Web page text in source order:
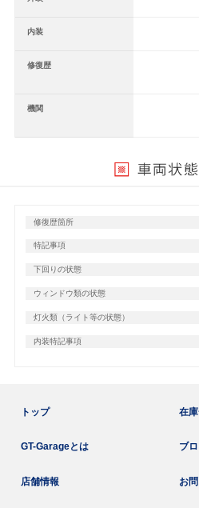
内装
修復歴
機関
修復歴箇所
特記事項
下回りの状態
ウィンドウ類の状態
灯火類（ライト等の状態）
内装特記事項
トップ 在
GT-Garageとは ブ
店舗情報 お